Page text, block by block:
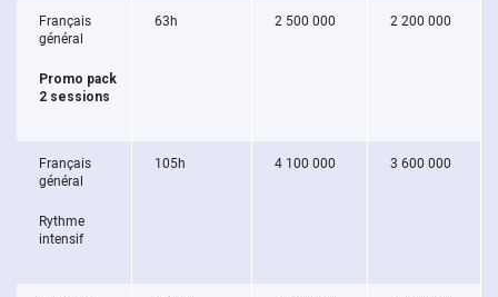
Français
général
Promo pack
2 sessions
63h 2 500 000 2 200 000
Français
général
Rythme
intensif
105h 4 100 000 3 600 000